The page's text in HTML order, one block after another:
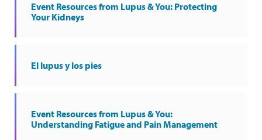
Event Resources from Lupus & You: Protecting
Your Kidneys
El lupus y los pies
Event Resources from Lupus & You:
Understanding Fatigue and Pain Management